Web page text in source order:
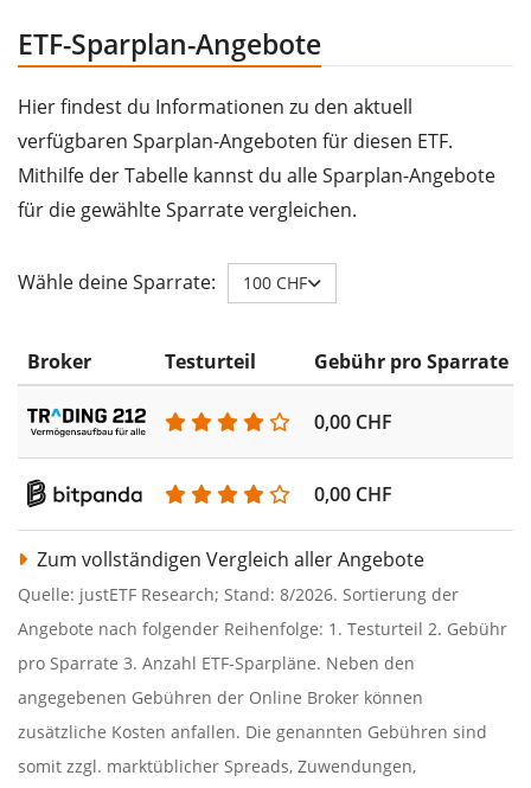
ETF-Sparplan-Angebote
Hier findest du Informationen zu den aktuell
verfügbaren Sparplan-Angeboten für diesen ETF.
Mithilfe der Tabelle kannst du alle Sparplan-Angebote
für die gewählte Sparrate vergleichen.
Wähle deine Sparrate: 100 CHF
Broker Testurteil Gebühr pro Sparrate
0,00 CHF
0,00 CHF
Zum vollständigen Vergleich aller Angebote
Quelle: justETF Research; Stand: 8/2026. Sortierung der
Angebote nach folgender Reihenfolge: 1. Testurteil 2. Gebühr
pro Sparrate 3. Anzahl ETF-Sparpläne. Neben den
angegebenen Gebühren der Online Broker können
zusätzliche Kosten anfallen. Die genannten Gebühren sind
somit zzgl. marktüblicher Spreads, Zuwendungen,